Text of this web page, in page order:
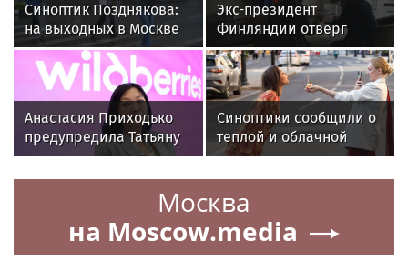
Синоптик Позднякова:
на выходных в Москве
ожидаются дожди
и похолодание
Экс-президент
Финляндии отверг
возможность военного
конфликта России и
НАТО
Анастасия Приходько
предупредила Татьяну
Ким: «Пришло время
расплаты»
Синоптики сообщили о
теплой и облачной
погоде в Москве 8
августа
Москва
на Moscow.media